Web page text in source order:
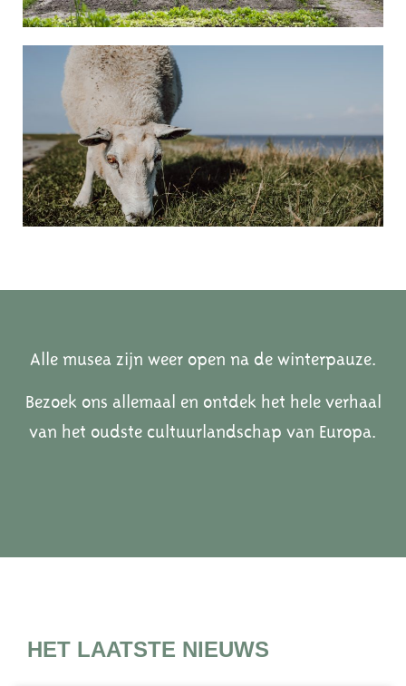
Alle musea zijn weer open na de winterpauze.
Bezoek ons allemaal en ontdek het hele verhaal
van het oudste cultuurlandschap van Europa.
HET LAATSTE NIEUWS